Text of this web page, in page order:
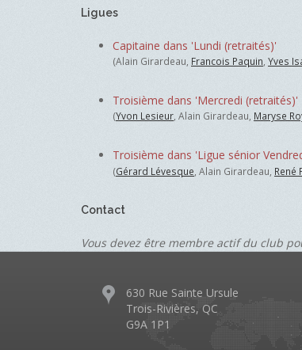
Ligues
Capitaine dans 'Lundi (retraités)'
(Alain Girardeau, Francois Paquin Yves
Troisième dans 'Mercredi (retraités)'
(Yvon Lesieur, Alain Girardeau, Maryse
Troisième dans 'Ligue sénior
(Gérard Lévesque , Alain Girardeau, René
Contact
Vous devez être membre actif du club
630 Rue Sainte Ursule
Trois-Rivières, QC
G9A 1P1